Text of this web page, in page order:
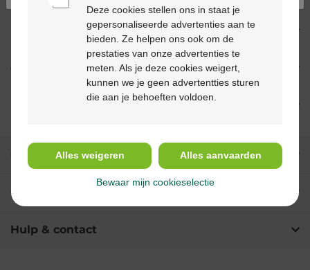
Onze diensten
Over Multipharma
Hulp & contact
Deze cookies stellen ons in staat je
gepersonaliseerde advertenties aan te
bieden. Ze helpen ons ook om de
prestaties van onze advertenties te
meten. Als je deze cookies weigert,
kunnen we je geen advertentties sturen
die aan je behoeften voldoen.
Alles weigeren Alles aanvaarden
Bewaar mijn cookieselectie